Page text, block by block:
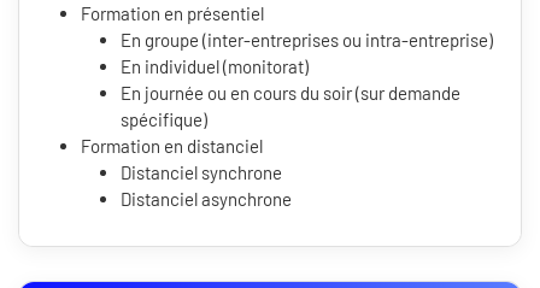
Formation en présentiel
En groupe (inter-entreprises ou intra-entreprise)
En individuel (monitorat)
En journée ou en cours du soir (sur demande
spécifique)
Formation en distanciel
Distanciel synchrone
Distanciel asynchrone